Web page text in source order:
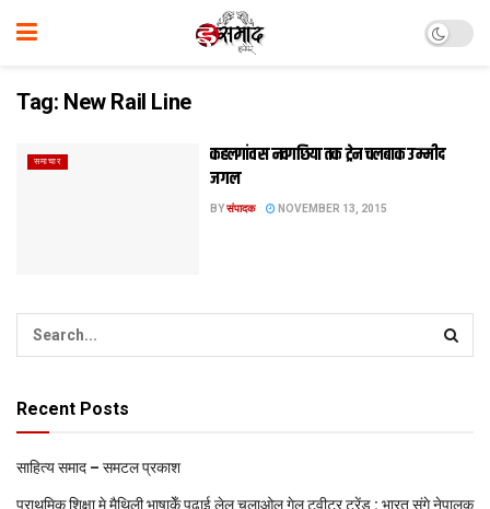
Tag: New Rail Line
समाचार
कहलगांव स नवगछिया तक ट्रेन चलबाक उम्मीद
जगल
BYसंपादक NOVEMBER 13, 2015
Recent Posts
साहित्य समाद – समटल प्रकाश
प्राथमिक शि‍क्षा मे मैथि‍ली भाषाकेँ पढ़ाई लेल चलाओल गेल ट्वीटर ट्रेंड : भारत संगे नेपालक